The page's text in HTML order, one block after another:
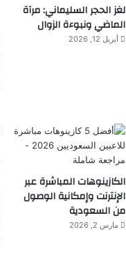
لغز الحجر السليماني: مرآة
الماضي ونبوءة الزوال
أبريل 12, 2026
الكازينوهات المباشرة عبر
الإنترنت وإمكانية الوصول
من السعودية
مارس 2, 2026